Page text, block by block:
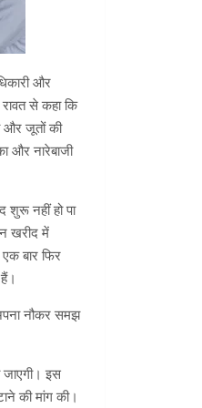
और
से कहा कि
और जूतों की
और नारेबाजी
शुरू नहीं हो पा
खरीद में
बार फिर
नौकर समझ
इस
की मांग की।